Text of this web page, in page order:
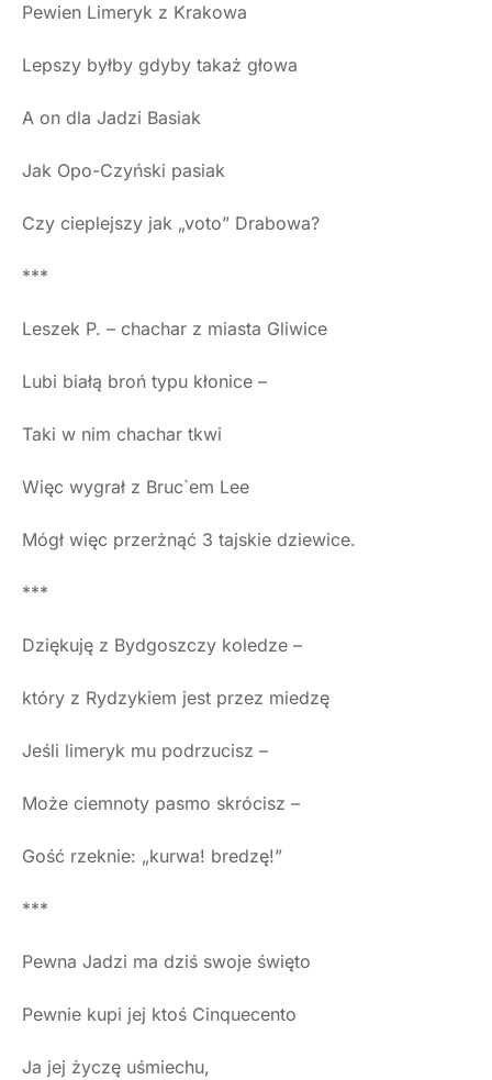
Pewien Limeryk z Krakowa
Lepszy byłby gdyby takaż głowa
A on dla Jadzi Basiak
Jak Opo-Czyński pasiak
Czy cieplejszy jak „voto” Drabowa?
***
Leszek P. – chachar z miasta Gliwice
Lubi białą broń typu kłonice –
Taki w nim chachar tkwi
Więc wygrał z Bruc`em Lee
Mógł więc przerżnąć 3 tajskie dziewice.
***
Dziękuję z Bydgoszczy koledze –
który z Rydzykiem jest przez miedzę
Jeśli limeryk mu podrzucisz –
Może ciemnoty pasmo skrócisz –
Gość rzeknie: „kurwa! bredzę!”
***
Pewna Jadzi ma dziś swoje święto
Pewnie kupi jej ktoś Cinquecento
Ja jej życzę uśmiechu,